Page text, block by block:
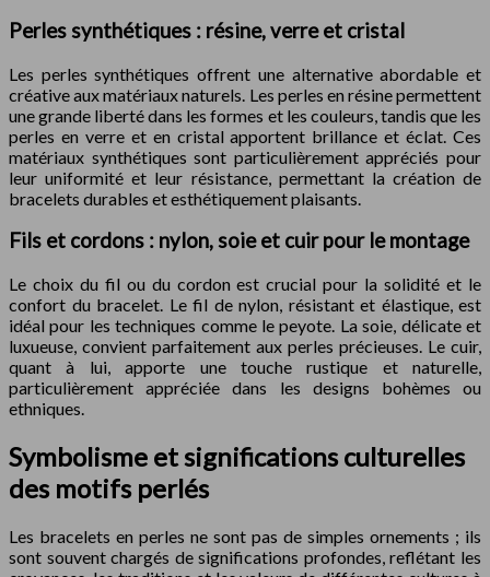
Perles synthétiques : résine, verre et cristal
Les perles synthétiques offrent une alternative abordable et
créative aux matériaux naturels. Les perles en résine permettent
une grande liberté dans les formes et les couleurs, tandis que les
perles en verre et en cristal apportent brillance et éclat. Ces
matériaux synthétiques sont particulièrement appréciés pour
leur uniformité et leur résistance, permettant la création de
bracelets durables et esthétiquement plaisants.
Fils et cordons : nylon, soie et cuir pour le montage
Le choix du fil ou du cordon est crucial pour la solidité et le
confort du bracelet. Le fil de nylon, résistant et élastique, est
idéal pour les techniques comme le peyote. La soie, délicate et
luxueuse, convient parfaitement aux perles précieuses. Le cuir,
quant à lui, apporte une touche rustique et naturelle,
particulièrement appréciée dans les designs bohèmes ou
ethniques.
Symbolisme et significations culturelles
des motifs perlés
Les bracelets en perles ne sont pas de simples ornements ; ils
sont souvent chargés de significations profondes, reflétant les